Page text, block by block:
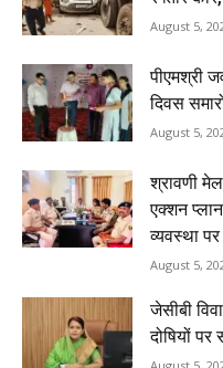
August 5,
पीएमश्री
दिवस
August 5,
श्रावणी
एक्शन
व्यवस्था
August 5,
जेसीबी
दोषियों पर